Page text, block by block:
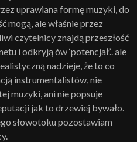
uprawiana formę muzyki, do
mogą, ale właśnie przez
czytelnicy znajdą przeszłość
i odkryją ów ‘potencjał’.. ale
nadzieje, że to co
instrumentalistów, nie
muzyki, ani nie popsuje
jak to drzewiej bywało.
słowotoku pozostawiam